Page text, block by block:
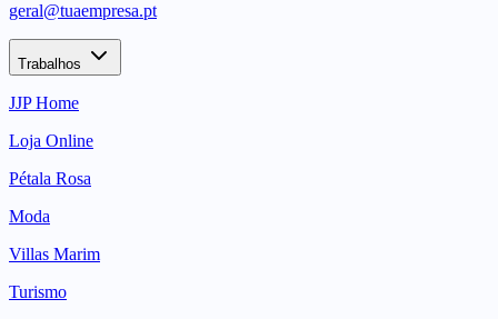
geral@tuaempresa.pt
Trabalhos
JJP Home
Loja Online
Pétala Rosa
Moda
Villas Marim
Turismo